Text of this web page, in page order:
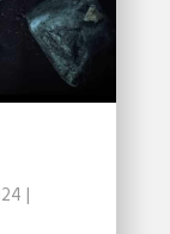
|